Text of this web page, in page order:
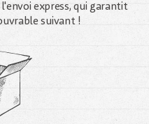
express, qui garantit
suivant !